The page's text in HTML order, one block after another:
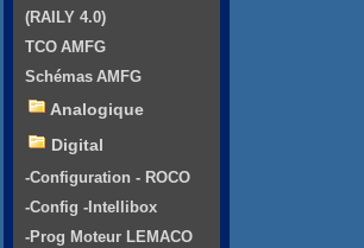
(RAILY 4.0)
TCO AMFG
Schémas AMFG
Analogique
Digital
-Configuration - ROCO
-Config -Intellibox
-Prog Moteur LEMACO